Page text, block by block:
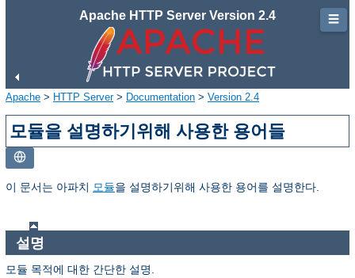
Apache HTTP Server Version 2.4
Apache > HTTP Server> Documentation > Version 2.4
모듈을 설명하기위해 사용한 용어들
이 문서는 아파치 모듈을 설명하기위해 사용한 용어를 설명한다.
설명
모듈 목적에 대한 간단한 설명.
☰